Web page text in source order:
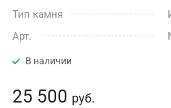
Тип камня
Арт.
В наличии
25 500 руб.